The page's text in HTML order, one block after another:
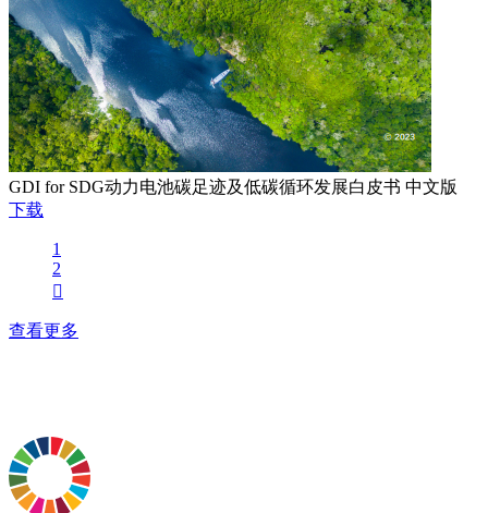
GDI for SDG动力电池碳足迹及低碳循环发展白皮书 中文版
下载
1
2

查看更多